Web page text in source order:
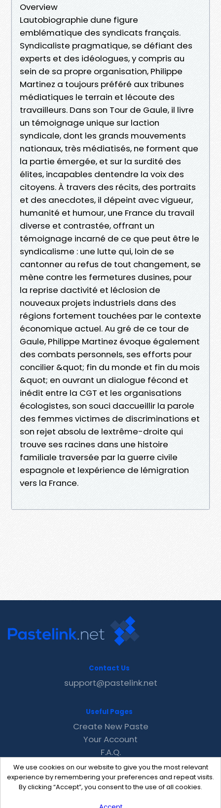
Overview
Lautobiographie dune figure
emblématique des syndicats français.
Syndicaliste pragmatique, se défiant des
experts et des idéologues, y compris au
sein de sa propre organisation, Philippe
Martinez a toujours préféré aux tribunes
médiatiques le terrain et lécoute des
travailleurs. Dans son Tour de Gaule, il livre
un témoignage unique sur laction
syndicale, dont les grands mouvements
nationaux, très médiatisés, ne forment que
la partie émergée, et sur la surdité des
élites, incapables dentendre la voix des
citoyens. À travers des récits, des portraits
et des anecdotes, il dépeint avec vigueur,
humanité et humour, une France du travail
diverse et contrastée, offrant un
témoignage incarné de ce que peut être le
syndicalisme : une lutte qui, loin de se
cantonner au refus de tout changement, se
mène contre les fermetures dusines, pour
la reprise dactivité et léclosion de
nouveaux projets industriels dans des
régions fortement touchées par le contexte
économique actuel. Au gré de ce tour de
Gaule, Philippe Martinez évoque également
des combats personnels, ses efforts pour
concilier &quot; fin du monde et fin du mois
&quot; en ouvrant un dialogue fécond et
inédit entre la CGT et les organisations
écologistes, son souci daccueillir la parole
des femmes victimes de discriminations et
son rejet absolu de lextrême-droite qui
trouve ses racines dans une histoire
familiale traversée par la guerre civile
espagnole et lexpérience de lémigration
vers la France.
We use cookies on our website to give you the most relevant
experience by remembering your preferences and repeat visits.
By clicking “Accept”, you consent to the use of all cookies.
Contact Us
support@pastelink.net
Useful Pages
Create New Paste
Your Account
F.A.Q.
Recent
Contact